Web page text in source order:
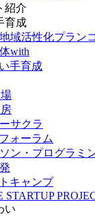
紹介
育成
域活性化プラン
with
手育成
サクラ
ォーラム
ン・プログラミ
キャンプ
STARTUP
い